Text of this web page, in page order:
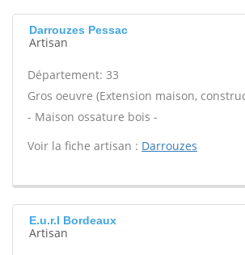
Darrouzes Pessac
Artisan
Département: 33
Gros oeuvre (Extension maison,
- Maison ossature bois -
Voir la fiche artisan : Darrouzes
E.u.r.l Bordeaux
Artisan